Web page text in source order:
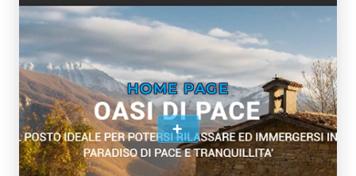
HOME PAGE
+